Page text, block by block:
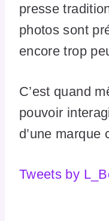
presse
photos sont
encore trop
C’est quand
pouvoir
d’une marque
Tweets by